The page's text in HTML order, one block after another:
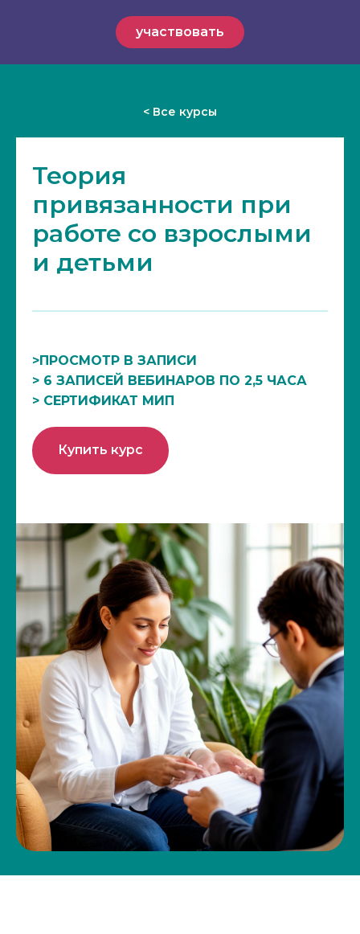
участвовать
< Все курсы
Теория
привязанности при
работе со взрослыми
и детьми
>ПРОСМОТР В ЗАПИСИ
> 6 ЗАПИСЕЙ ВЕБИНАРОВ ПО 2,5 ЧАСА
> СЕРТИФИКАТ МИП
Купить курс